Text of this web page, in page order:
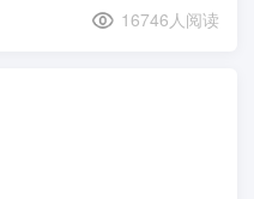
16746人阅读